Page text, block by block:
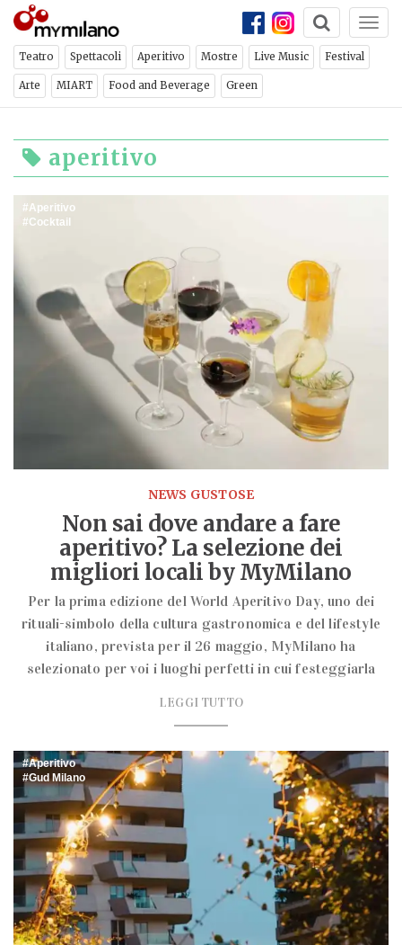
Teatro Spettacoli Aperitivo Mostre Live Music Festival
Arte MIART Food and Beverage Green
aperitivo
Aperitivo
Cocktail
NEWS GUSTOSE
Non sai dove andare a fare
aperitivo? La selezione dei
migliori locali by MyMilano
Per la prima edizione del World Aperitivo Day, uno dei
rituali-simbolo della cultura gastronomica e del lifestyle
italiano, prevista per il 26 maggio, MyMilano ha
selezionato per voi i luoghi perfetti in cui festeggiarla
LEGGI TUTTO
Aperitivo
Gud Milano